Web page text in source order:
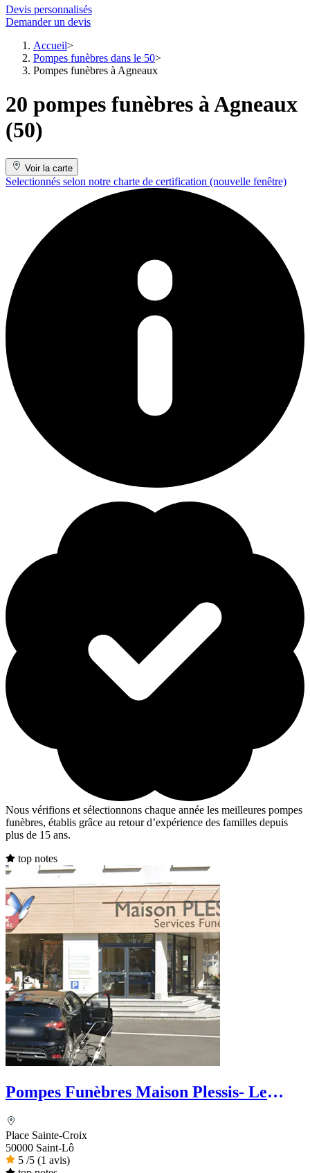
Devis personnalisés
Demander un devis
Accueil
Pompes funèbres dans le 50
Pompes funèbres à Agneaux
20 pompes funèbres à Agneaux
(50)
Voir la carte
Selectionnés selon notre charte de certification (nouvelle fenêtre)
Nous vérifions et sélectionnons chaque année les meilleures pompes
funèbres, établis grâce au retour d’expérience des familles depuis
plus de 15 ans.
top notes
Pompes Funèbres Maison Plessis- Le
Place Sainte-Croix
50000 Saint-Lô
5 /5 (1 avis)